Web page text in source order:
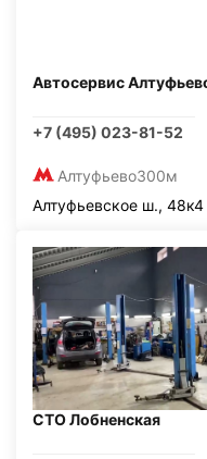
Автосервис
+7 (495) 023-81-52
Алтуфьево300м
Алтуфьевское ш., 48к4
СТО Лобненская